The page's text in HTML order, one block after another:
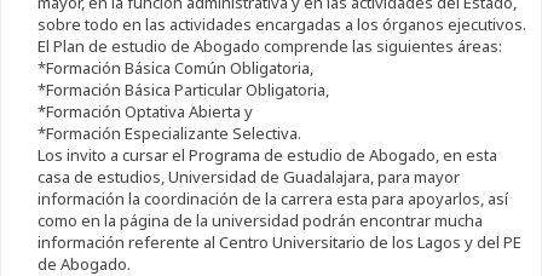
sobre todo en las actividades encargadas a los órganos ejecutivos.
El Plan de estudio de Abogado comprende las siguientes áreas:
*Formación Básica Común Obligatoria,
*Formación Básica Particular Obligatoria,
*Formación Optativa Abierta y
*Formación Especializante Selectiva.
Los invito a cursar el Programa de estudio de Abogado, en esta
casa de estudios, Universidad de Guadalajara, para mayor
información la coordinación de la carrera esta para apoyarlos, así
como en la página de la universidad podrán encontrar mucha
información referente al Centro Universitario de los Lagos y del PE
de Abogado.